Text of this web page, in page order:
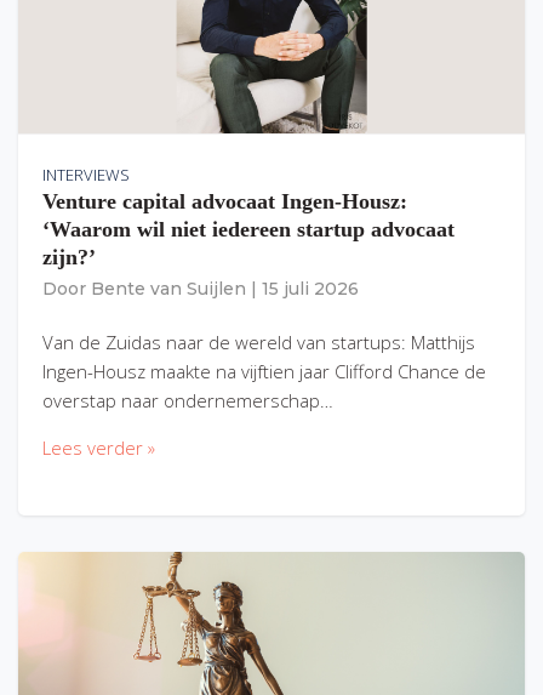
INTERVIEWS
Venture capital advocaat Ingen-Housz:
‘Waarom wil niet iedereen startup advocaat
zijn?’
Door Bente van Suijlen 15 juli 2026
Van de Zuidas naar de wereld van startups: Matthijs
Ingen-Housz maakte na vijftien jaar Clifford Chance de
overstap naar ondernemerschap…
Lees verder »